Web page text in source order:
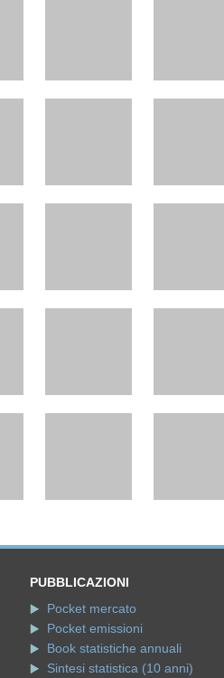
PUBBLICAZIONI
Pocket mercato
Pocket emissioni
Book statistiche annuali
Sintesi statistica (10 anni)